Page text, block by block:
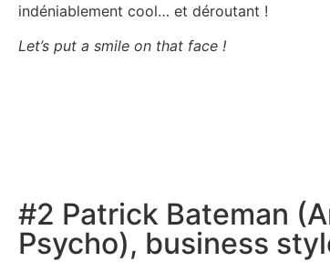
indéniablement cool… et déroutant !
Let’s put a smile on that face !
#2 Patrick Bateman
Psycho), business